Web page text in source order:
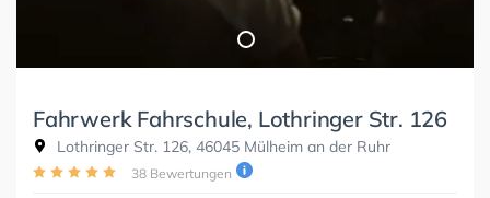
Fahrwerk Fahrschule, Lothringer Str. 126
Lothringer Str. 126, 46045 Mülheim an der Ruhr
38 Bewertungen